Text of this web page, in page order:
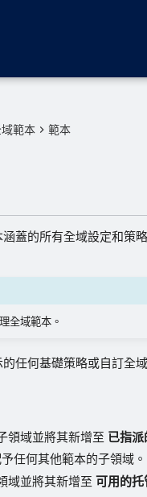
範本 範本
蓋的所有全域設定和策
全域範本。
任何基礎策略或自訂全
領域並將其新增至 已指
任何其他範本的子領域。
域並將其新增至可用的